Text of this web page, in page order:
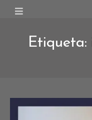
Etiqueta: